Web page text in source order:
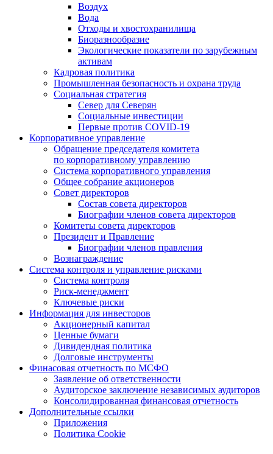
Воздух
Вода
Отходы и хвостохранилища
Биоразнообразие
Экологические показатели по зарубежным
активам
Кадровая политика
Промышленная безопасность и охрана труда
Социальная стратегия
Север для Северян
Социальные инвестиции
Первые против COVID‑19
Корпоративное управление
Обращение председателя комитета
по корпоративному управлению
Система корпоративного управления
Общее собрание акционеров
Совет директоров
Состав совета директоров
Биографии членов совета директоров
Комитеты совета директоров
Президент и Правление
Биографии членов правления
Вознаграждение
Система контроля и управление рисками
Система контроля
Риск-менеджмент
Ключевые риски
Информация для инвесторов
Акционерный капитал
Ценные бумаги
Дивидендная политика
Долговые инструменты
Финасовая отчетность по МСФО
Заявление об ответственности
Аудиторское заключение независимых аудиторов
Консолидированная финансовая отчетность
Дополнительные ссылки
Приложения
Политика Cookie